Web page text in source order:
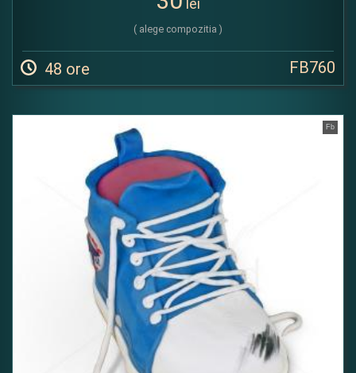
lei
( alege compozitia )
48 ore FB760
Fb